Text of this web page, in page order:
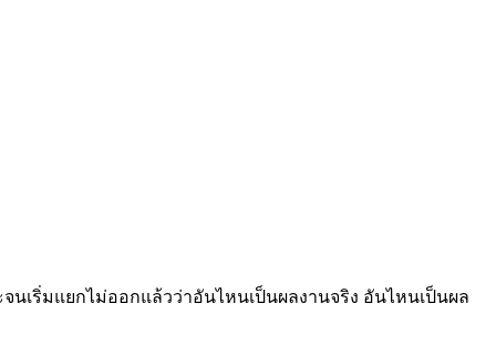
นเริ่มแยกไม่ออกแล้วว่าอันไหนเป็นผลงานจริง อันไหนเป็นผล